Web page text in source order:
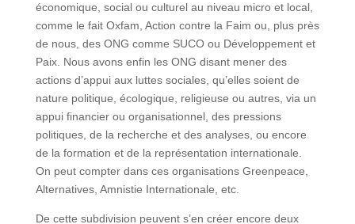
économique, social ou culturel au niveau micro et local,
comme le fait Oxfam, Action contre la Faim ou, plus près
de nous, des ONG comme SUCO ou Développement et
Paix. Nous avons enfin les ONG disant mener des
actions d’appui aux luttes sociales, qu’elles soient de
nature politique, écologique, religieuse ou autres, via un
appui financier ou organisationnel, des pressions
politiques, de la recherche et des analyses, ou encore
de la formation et de la représentation internationale.
On peut compter dans ces organisations Greenpeace,
Alternatives, Amnistie Internationale, etc.
De cette subdivision peuvent s’en créer encore deux